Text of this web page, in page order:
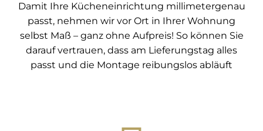
Damit Ihre Kücheneinrichtung millimetergenau
passt, nehmen wir vor Ort in Ihrer Wohnung
selbst Maß – ganz ohne Aufpreis! So können Sie
darauf vertrauen, dass am Lieferungstag alles
passt und die Montage reibungslos abläuft